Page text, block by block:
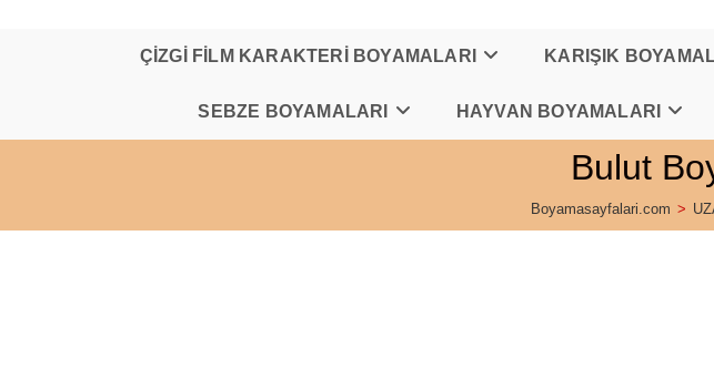
ÇİZGİ FİLM KARAKTERİ BOYAMALARI KARIŞIK
SEBZE BOYAMALARI HAYVAN BOYAMALARI
Bulut
Boyamasayfalari.com >